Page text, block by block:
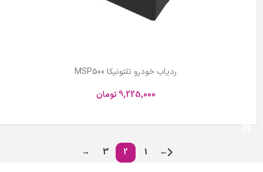
ردیاب خودرو تلتونیکا MSP500
9,225,000 تومان
←
1
2
3
→